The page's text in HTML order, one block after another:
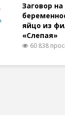
Заговор на
яйцо из
«Слепая»
60 838